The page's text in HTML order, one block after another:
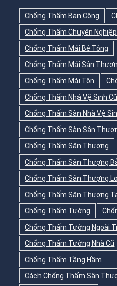
Chống Thấm Ban Công
Chống Thấm Chuyên Nghiệp
Chống Thấm Mái Bê Tông
Chống Thấm Mái Sân
Chống Thấm Mái Tôn
Chống Thấm Nhà Vệ Sinh Cũ
Chống Thấm Sàn Nhà Vệ
Chống Thấm Sàn Sân
Chống Thấm Sân Thượng
Chống Thấm Sân Thượng
Chống Thấm Sân Thượng
Chống Thấm Sân Thượng
Chống Thấm Tường
Chống Thấm Tường Ngoài
Chống Thấm Tường Nhà Cũ
Chống Thấm Tầng Hầm
Cách Chống Thấm Sân